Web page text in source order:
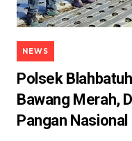
NEWS
Polsek
Bawang Merah,
Pangan Nasional